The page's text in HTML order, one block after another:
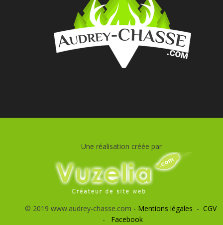
Une réalisation créée par
© 2019 www.audrey-chasse.com - Mentions légales - CGV
- Facebook